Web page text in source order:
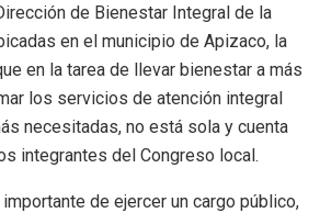
de Bienestar Integral de la
en el municipio de Apizaco, la
en la tarea de llevar bienestar a más
los servicios de atención integral
necesitadas, no está sola y cuenta
integrantes del Congreso local.
de ejercer un cargo público,